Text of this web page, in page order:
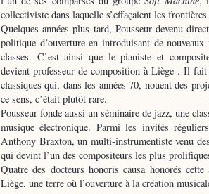
collectiviste dans laquelle s’effaçaient les
Quelques années plus tard, Pousseur devenu
politique d’ouverture en introduisant de
classes. C’est ainsi que le pianiste et
devient professeur de composition à Liège . Il
classiques qui, dans les années 70, nouent des
ce sens, c’était plutôt rare.
Pousseur fonde aussi un séminaire de jazz, une
musique électronique. Parmi les invités
Anthony Braxton, un multi-instrumentiste venu
qui devint l’un des compositeurs les plus
Quatre des docteurs honoris causa honorés
Liège, une terre où l’ouverture à la création